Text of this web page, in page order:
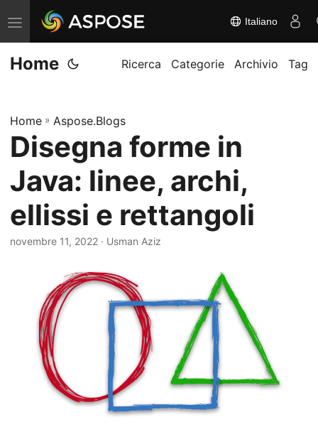
A
t
t
a
/
i
a
t
Italiano
Home Ricerca Categorie Archivio Tag
Home » Aspose.Blogs
Disegna forme in
Java: linee, archi,
ellissi e rettangoli
novembre 11, 2022 · Usman Aziz